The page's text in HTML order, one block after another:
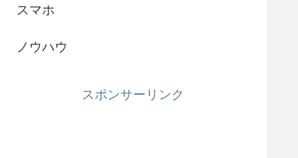
スマホ
ノウハウ
スポンサーリンク